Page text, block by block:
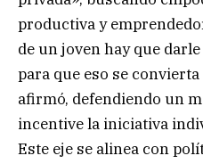
productiva y
de un joven hay que
para que eso se
afirmó, defendiendo un
incentive la iniciativa
Este eje se alinea con